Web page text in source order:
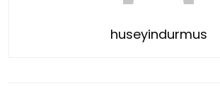
huseyindurmus